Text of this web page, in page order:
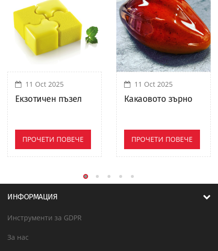
11 Oct 2025
Екзотичен пъзел
ПРОЧЕТИ ПОВЕЧЕ
11 Oct 2025
Какаовото зърно
ПРОЧЕТИ ПОВЕЧЕ
ИНФОРМАЦИЯ
Инструменти за GDPR
За нас